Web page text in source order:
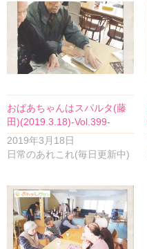
おばあちゃんはスパルタ(藤
田)(2019.3.18)-Vol.399-
2019年3月18日
日常のあれこれ(毎日更新中)